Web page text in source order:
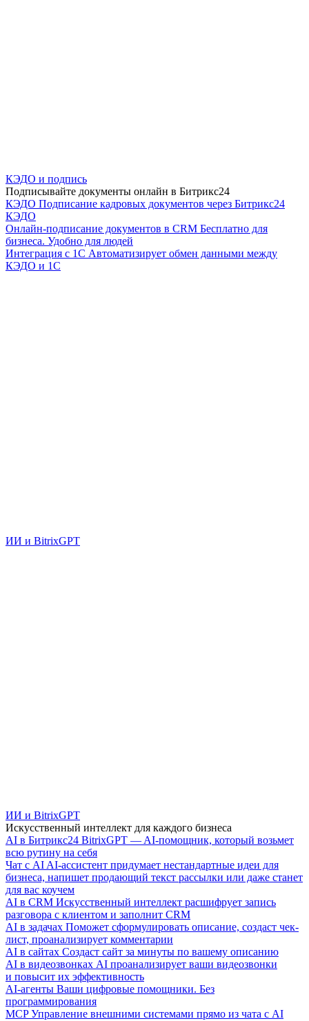
КЭДО и подпись
Подписывайте документы онлайн в Битрикс24
КЭДО Подписание кадровых документов через Битрикс24
КЭДО
Онлайн-подписание документов в CRM Бесплатно для
бизнеса. Удобно для людей
Интеграция с 1С Автоматизирует обмен данными между
КЭДО и 1С
ИИ и BitrixGPT
ИИ и BitrixGPT
Искусственный интеллект для каждого бизнеса
AI в Битрикс24 BitrixGPT — AI-помощник, который возьмет
всю рутину на себя
Чат с AI AI-ассистент придумает нестандартные идеи для
бизнеса, напишет продающий текст рассылки или даже станет
для вас коучем
AI в CRM Искусственный интеллект расшифрует запись
разговора с клиентом и заполнит CRM
AI в задачах Поможет сформулировать описание, создаст чек-
лист, проанализирует комментарии
AI в сайтах Создаст сайт за минуты по вашему описанию
AI в видеозвонках AI проанализирует ваши видеозвонки
и повысит их эффективность
AI-агенты Ваши цифровые помощники. Без
программирования
MCP Управление внешними системами прямо из чата с AI